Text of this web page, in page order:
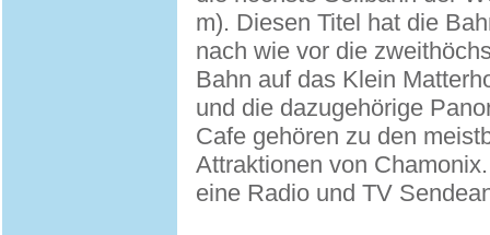
m). Diesen Titel hat die
nach wie vor die
Bahn auf das Klein
und die dazugehörige
Cafe gehören zu den
Attraktionen von
eine Radio und TV